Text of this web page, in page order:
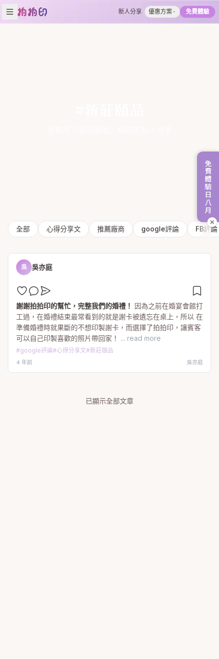
免費體驗日八月
新人分享 優惠方案 免費體驗
全部 心得分享文 推薦廠商 google評論 FB評論
吳 吳亦庭
謝謝拍拍印的幫忙，完整我們的婚禮！ 因為之前在婚宴會館打
工過，在婚禮結束最常看到的就是謝卡被遺忘在桌上，所以 在
準備婚禮時就果斷的不想印製謝卡，而選擇了拍拍印，讓賓客
可以自己印製喜歡的照片帶回家！
... read more
#google評論#心得分享文#新莊頤品
4 年前 吳亦庭
已顯示全部文章